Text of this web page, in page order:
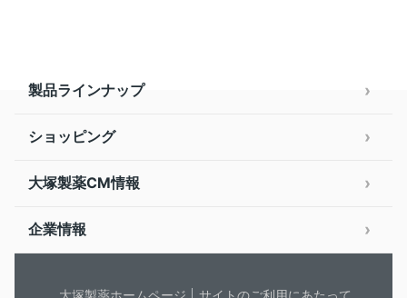
製品ラインナップ
ショッピング
大塚製薬CM情報
企業情報